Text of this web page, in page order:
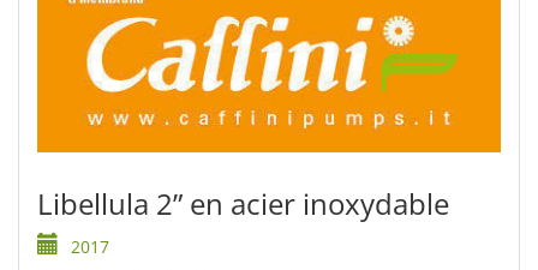
Libellula 2” en acier inoxydable
2017